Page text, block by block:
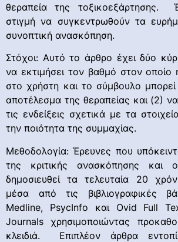
θεραπεία της
στιγμή να συγκεντρωθούν τα
συνοπτική ανασκόπηση.
Στόχοι: Αυτό το άρθρο έχει δύο
να εκτιμήσει τον βαθμό στον
στο χρήστη και το σύμβουλο
αποτέλεσμα της θεραπείας και (2) να
τις ενδείξεις σχετικά με τα
την ποιότητα της συμμαχίας.
Μεθοδολογία: Έρευνες που
της κριτικής ανασκόπησης και
δημοσιευθεί τα τελευταία 20
μέσα από τις βιβλιογραφικές
Medline, PsycInfo και Ovid Full
Journals χρησιμοποιώντας
κλειδιά. Επιπλέον άρθρα